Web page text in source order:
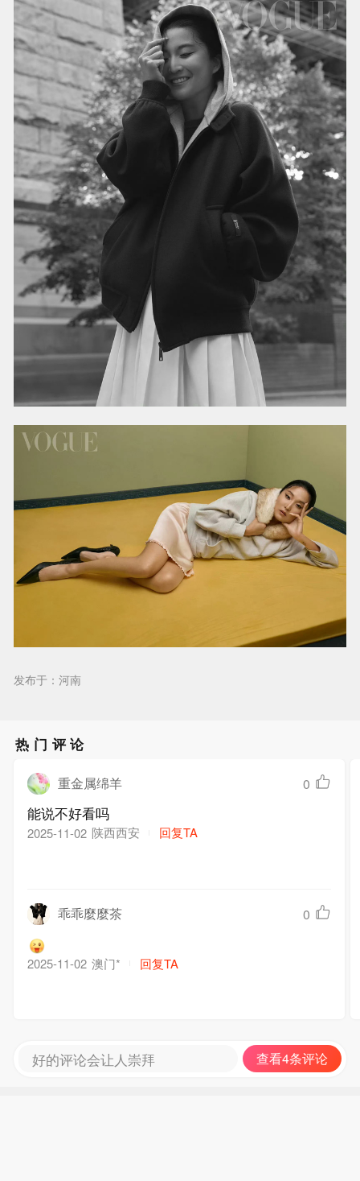
发布于：河南
热门评论
重金属绵羊 0
能说不好看吗
2025-11-02 陕西西安 回复TA
乖乖麼麼茶 0
2025-11-02 澳门* 回复TA
好的评论会让人崇拜 查看4条评论